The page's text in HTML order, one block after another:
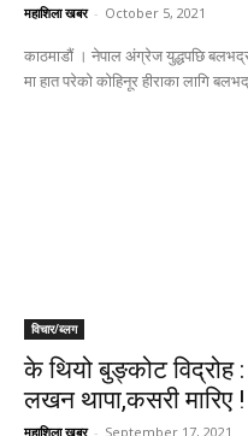
महाशिला खबर - October 5, 2021
काठमाडौं । नेपाल अंग्रेज युद्धपछि
मा हात परेको कोहिनूर हीराका लागि
विचार/ब्लग
के थियो बुङ्कोट विद्रोह
लखन थापा,कसरी मारिए !
महाशिला खबर - September 17, 2021